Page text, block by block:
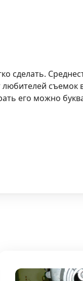
сделать.
съемок
его можно